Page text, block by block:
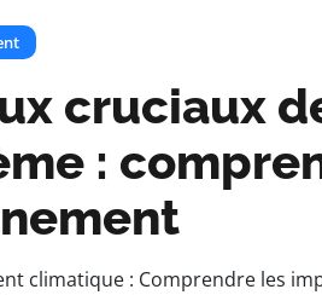
cruciaux
:
climatique : Comprendre les